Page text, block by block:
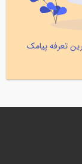
تعرفه پیامک